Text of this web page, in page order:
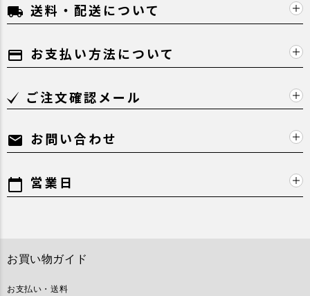
local_shipping 送料・配送について
payment お支払い方法について
ご注文確認メール
mail お問い合わせ
calendar_today 営業日
お買い物ガイド
お支払い・送料